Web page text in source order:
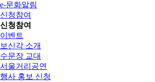
e-문화알림
신청참여
신청참여
이벤트
보신각 소개
수문장 교대
서울거리공연
행사 홍보 신청